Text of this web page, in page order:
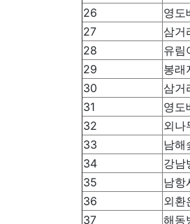
26
영도
27
삼거
28
유림
29
봉래
30
삼거
31
영도
32
외나
33
남해
34
강남
35
남항
36
외환
37
해동